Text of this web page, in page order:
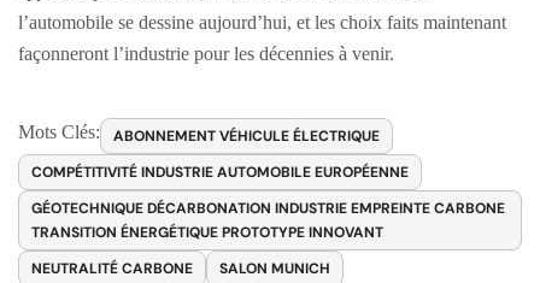
l’automobile se dessine aujourd’hui, et les choix faits maintenant
façonneront l’industrie pour les décennies à venir.
Mots Clés:
ABONNEMENT VÉHICULE ÉLECTRIQUE
COMPÉTITIVITÉ INDUSTRIE AUTOMOBILE EUROPÉENNE
GÉOTECHNIQUE DÉCARBONATION INDUSTRIE EMPREINTE CARBONE
TRANSITION ÉNERGÉTIQUE PROTOTYPE INNOVANT
NEUTRALITÉ CARBONE
SALON MUNICH